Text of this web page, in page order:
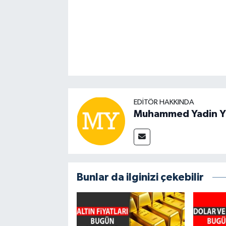
EDITÖR HAKKINDA
Muhammed Yadin
Bunlar da ilginizi çekebilir